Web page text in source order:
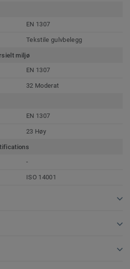
EN 1307
Tekstile gulvbelegg
miljø
EN 1307
32 Moderat
EN 1307
23 Høy
-
ISO 14001